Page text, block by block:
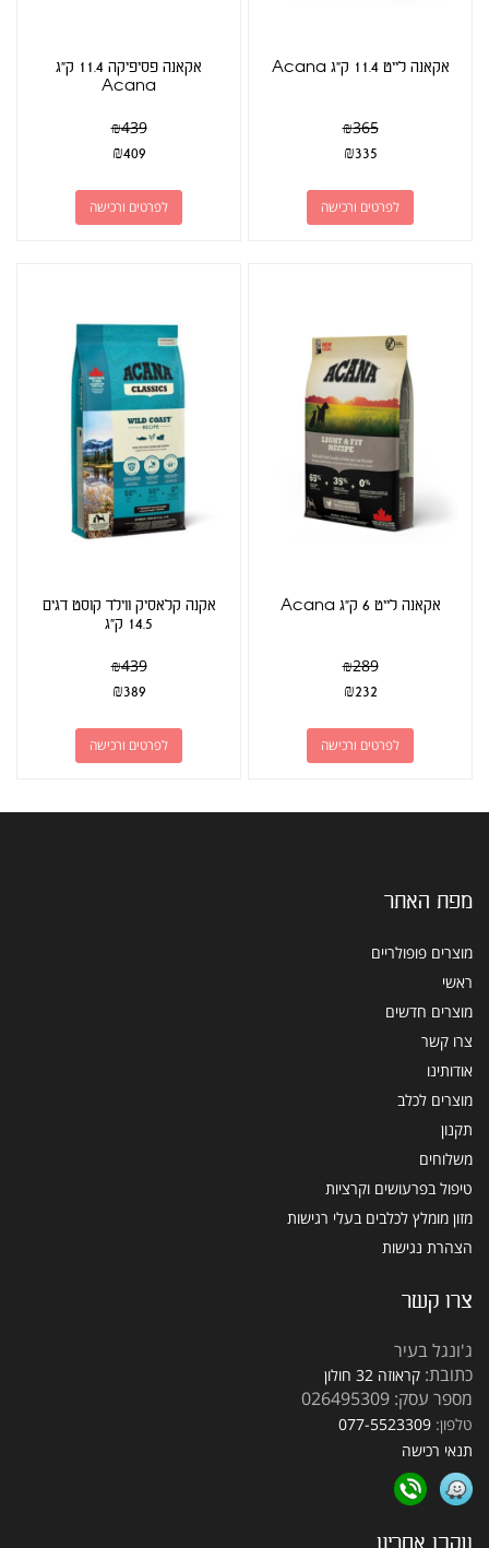
אקאנה לייט 11.4 ק"ג Acana
₪365
₪335
לפרטים ורכישה
אקאנה פסיפיקה 11.4 ק"ג
Acana
₪439
₪409
לפרטים ורכישה
אקאנה לייט 6 ק"ג Acana
₪289
₪232
לפרטים ורכישה
אקנה קלאסיק ווילד קוסט דגים
14.5 ק"ג
₪439
₪389
לפרטים ורכישה
מפת האתר
מוצרים פופולריים
ראשי
מוצרים חדשים
צרו קשר
אודותינו
מוצרים לכלב
תקנון
משלוחים
טיפול בפרעושים וקרציות
מזון מומלץ לכלבים בעלי רגישות
הצהרת נגישות
צרו קשר
ג'ונגל בעיר
כתובת: קראוזה 32 חולון
מספר עסק: 026495309
טלפון: 077-5523309
תנאי רכישה